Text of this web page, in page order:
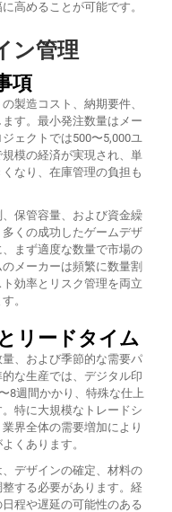
高めることが可能です。
ン管理
項
製造コスト、納期要件、
す。最小発注数量はメー
ェクトでは500〜5,000ユ
模の経済が実現され、単
なり、在庫管理の負担も
保管容量、および資金繰
くの成功したゲームデザ
まず適度な数量で市場の
メーカーは頻繁に数量割
効率とリスク管理を両立
。
リードタイム
、および季節的な需要パ
な生産では、デジタル印
8週間かかり、特殊な仕上
特に大規模なトレードシ
界全体の需要増加により
くあります。
デザインの確定、材料の
する必要があります。経
程や遅延の可能性のある